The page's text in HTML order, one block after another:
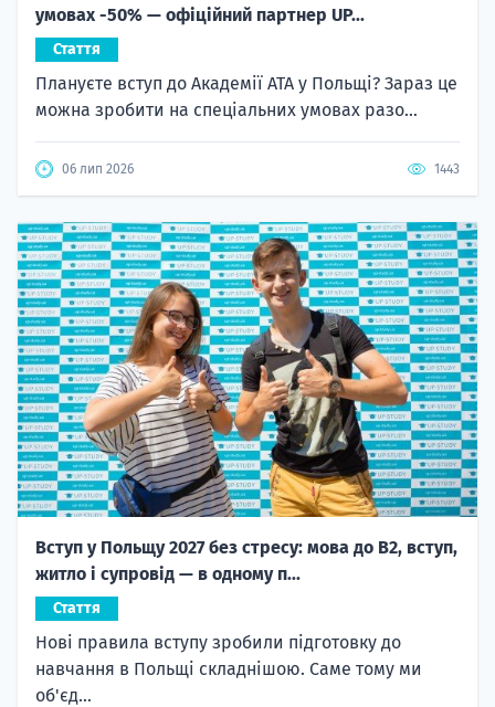
умовах -50% — офіційний партнер UP...
Стаття
Плануєте вступ до Академії ATA у Польщі? Зараз це
можна зробити на спеціальних умовах разо...
06 лип 2026 1443
Вступ у Польщу 2027 без стресу: мова до B2, вступ,
житло і супровід — в одному п...
Стаття
Нові правила вступу зробили підготовку до
навчання в Польщі складнішою. Саме тому ми
об'єд...